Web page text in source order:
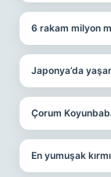
6 rakam milyon
Japonya’da
Çorum
En yumuşak